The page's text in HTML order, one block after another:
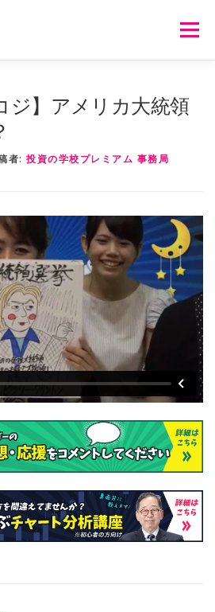
メニュ
ジ】アメリカ大統領
者: 投資の学校プレミアム 事務局